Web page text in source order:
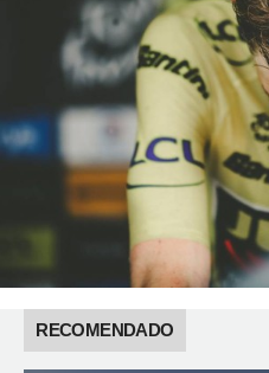
RECOMENDADO